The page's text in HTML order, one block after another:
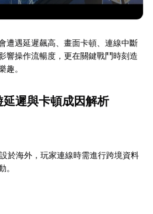
遭遇延遲飆高、畫面卡頓、連線中斷
響操作流暢度，更在關鍵戰鬥時刻造
趣。
遲與卡頓成因解析
於海外，玩家連線時需進行跨境資料
。